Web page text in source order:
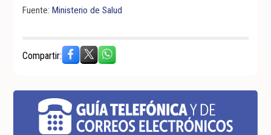
Fuente:Ministerio de Salud
Compartir: